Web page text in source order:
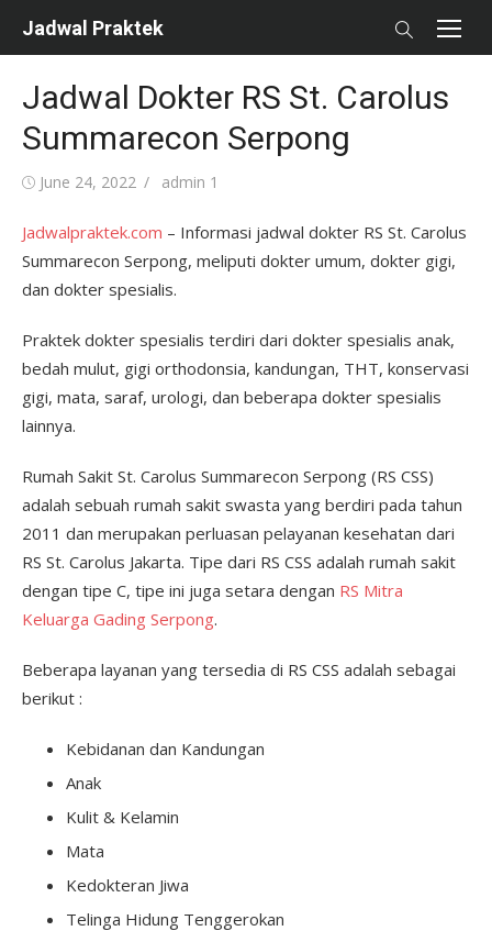
Jadwal Praktek
Jadwal Dokter RS St. Carolus
Summarecon Serpong
Posted
June 24, 2022 Author
admin 1
Jadwalpraktek.com – Informasi jadwal dokter RS St. Carolus
Summarecon Serpong, meliputi dokter umum, dokter gigi,
dan dokter spesialis.
Praktek dokter spesialis terdiri dari dokter spesialis anak,
bedah mulut, gigi orthodonsia, kandungan, THT, konservasi
gigi, mata, saraf, urologi, dan beberapa dokter spesialis
lainnya.
Rumah Sakit St. Carolus Summarecon Serpong (RS CSS)
adalah sebuah rumah sakit swasta yang berdiri pada tahun
2011 dan merupakan perluasan pelayanan kesehatan dari
RS St. Carolus Jakarta. Tipe dari RS CSS adalah rumah sakit
dengan tipe C, tipe ini juga setara dengan RS Mitra
Keluarga Gading Serpong.
Beberapa layanan yang tersedia di RS CSS adalah sebagai
berikut :
Kebidanan dan Kandungan
Anak
Kulit & Kelamin
Mata
Kedokteran Jiwa
Telinga Hidung Tenggerokan